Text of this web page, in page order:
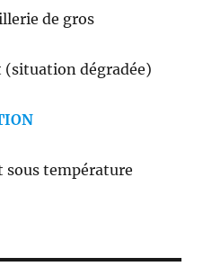
de gros
dégradée)
sous température